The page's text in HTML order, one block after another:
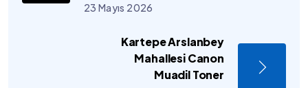
23 Mayıs 2026
Kartepe Arslanbey
Mahallesi Canon
Muadil Toner